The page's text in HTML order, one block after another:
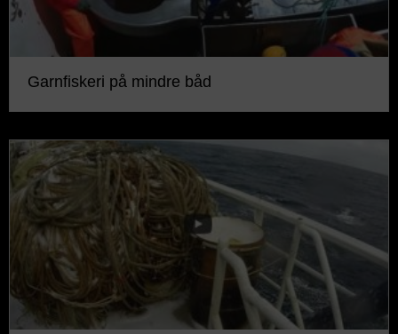
Garnfiskeri på mindre båd